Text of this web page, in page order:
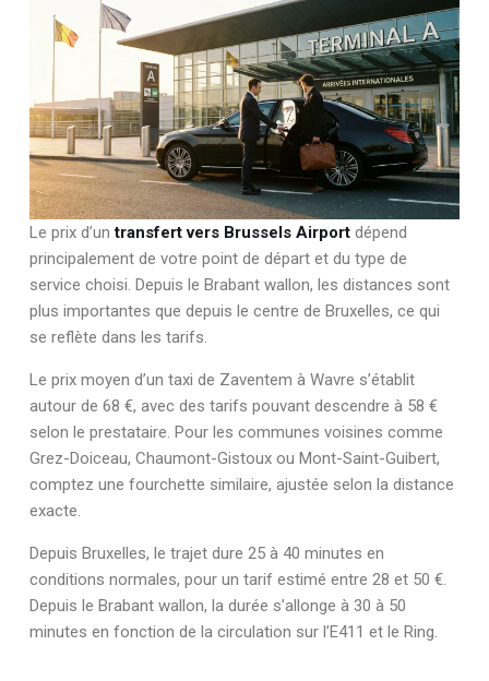
Le prix d’untransfert vers Brussels Airport dépend
principalement de votre point de départ et du type de
service choisi. Depuis le Brabant wallon, les distances sont
plus importantes que depuis le centre de Bruxelles, ce qui
se reflète dans les tarifs.
Le prix moyen d’un taxi de Zaventem à Wavre s’établit
autour de 68 €, avec des tarifs pouvant descendre à 58 €
selon le prestataire. Pour les communes voisines comme
Grez-Doiceau, Chaumont-Gistoux ou Mont-Saint-Guibert,
comptez une fourchette similaire, ajustée selon la distance
exacte.
Depuis Bruxelles, le trajet dure 25 à 40 minutes en
conditions normales, pour un tarif estimé entre 28 et 50 €.
Depuis le Brabant wallon, la durée s’allonge à 30 à 50
minutes en fonction de la circulation sur l’E411 et le Ring.